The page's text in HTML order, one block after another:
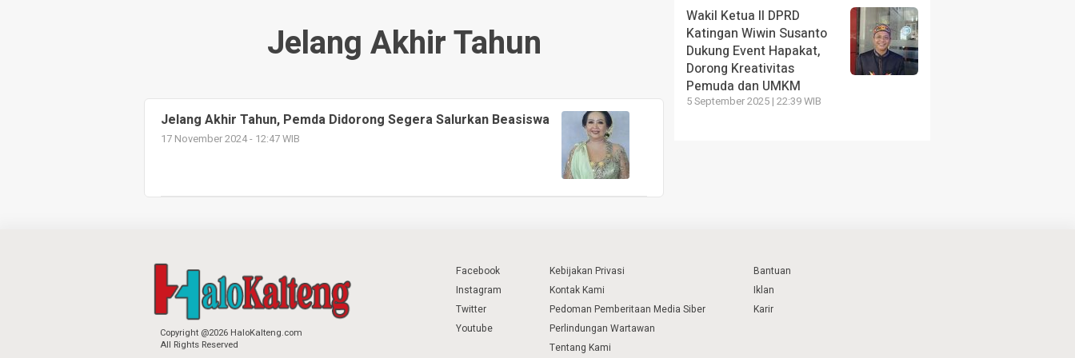
Jelang Akhir Tahun
Jelang Akhir Tahun, Pemda Didorong Segera Salurkan Beasiswa
17 November 2024 - 12:47 WIB
Wakil Ketua II DPRD
Katingan Wiwin Susanto
Dukung Event Hapakat,
Dorong Kreativitas
Pemuda dan UMKM
5 September 2025 | 22:39 WIB
Copyright @2026 HaloKalteng.com
All Rights Reserved
Facebook
Instagram
Twitter
Youtube
Kebijakan Privasi
Kontak Kami
Pedoman Pemberitaan Media Siber
Perlindungan Wartawan
Tentang Kami
Bantuan
Iklan
Karir